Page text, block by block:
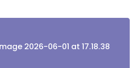
2026-06-01 at 17.18.38